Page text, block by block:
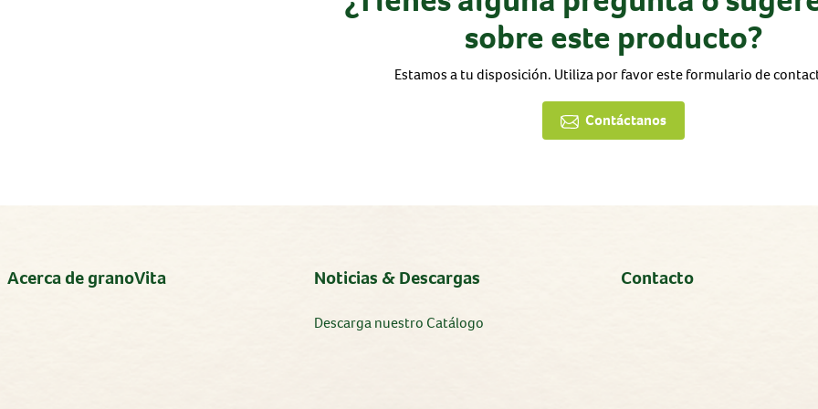
sobre este producto?
Estamos a tu disposición. Utiliza por favor este formulario de
Contáctanos
Acerca de granoVita Noticias & Descargas
Descarga nuestro Catálogo
Contacto